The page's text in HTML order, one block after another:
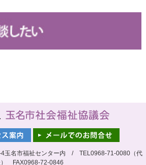
保険・総合事業）
活援助員
玉名市福祉センター内 / TEL0968-71-0080（代
） FAX0968-72-0846